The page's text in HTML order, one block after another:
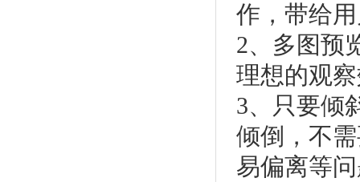
作，带给
2、多图预
理想的观
3、只要倾
倾倒，不
易偏离等